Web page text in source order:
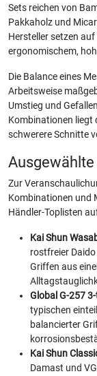
Sets reichen von
Pakkaholz und
Hersteller setzen
ergonomischem,
Die Balance eines
Arbeitsweise
Umstieg und
Kombinationen liegt
schwerere Schnitte
Zur
Kombinationen und
Händler-Toplisten
Kai Shun
rostfreier
Griffen aus
Global G-257
typischen
balancierter
Kai Shun
Damast und